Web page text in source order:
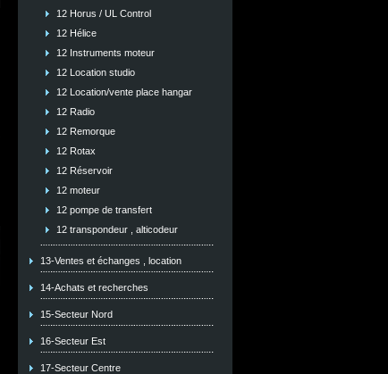
12 Horus / UL Control
12 Hélice
12 Instruments moteur
12 Location studio
12 Location/vente place hangar
12 Radio
12 Remorque
12 Rotax
12 Réservoir
12 moteur
12 pompe de transfert
12 transpondeur , alticodeur
13-Ventes et échanges , location
14-Achats et recherches
15-Secteur Nord
16-Secteur Est
17-Secteur Centre